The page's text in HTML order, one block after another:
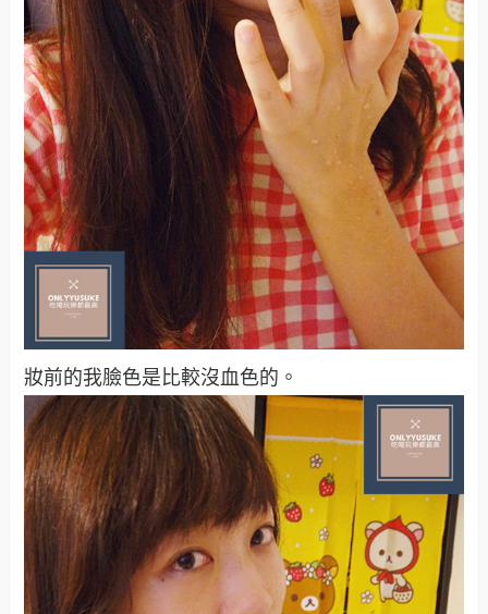
妝前的我臉色是比較沒血色的。